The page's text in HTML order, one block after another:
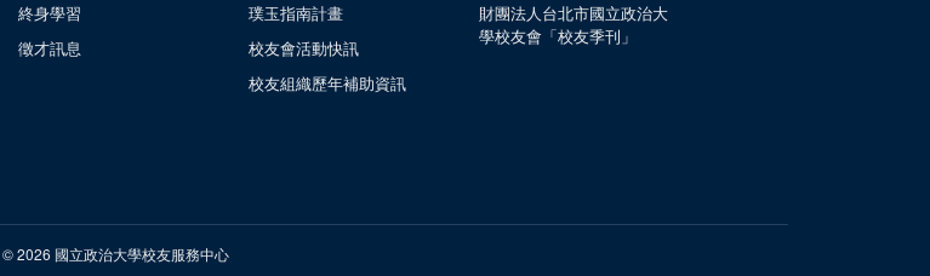
終身學習
徵才訊息
璞玉指南計畫
校友會活動快訊
校友組織歷年補助資訊
財團法人台北市國立政治大
學校友會「校友季刊」
© 2026 國立政治大學校友服務中心